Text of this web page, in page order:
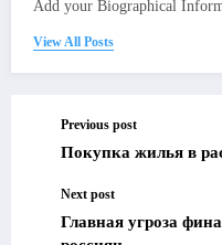
Add your Biographical
View All Posts
Previous post
Покупка жилья в
Next post
Главная угроза